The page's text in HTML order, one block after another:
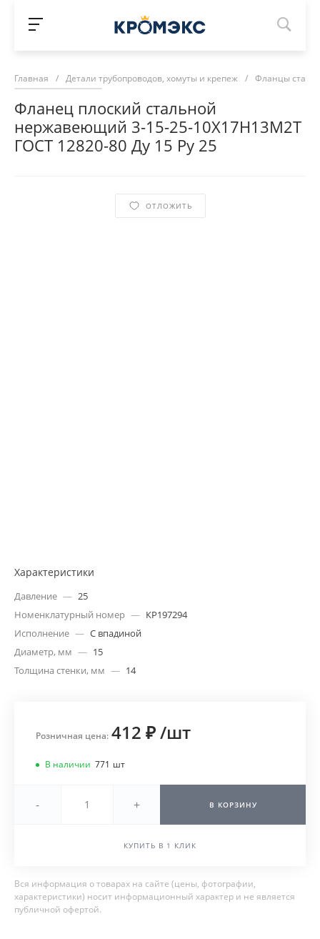
Главная / Детали трубопроводов, хомуты и крепеж / Фланцы
Фланец плоский стальной
нержавеющий 3-15-25-10Х17Н13М2Т
ГОСТ 12820-80 Ду 15 Ру 25
ОТЛОЖИТЬ
Характеристики
Давление — 25
Номенклатурный номер — КР197294
Исполнение — С впадиной
Диаметр, мм — 15
Толщина стенки, мм — 14
Розничная цена: 412 ₽/шт
В наличии 771 шт
- + В КОРЗИНУ
КУПИТЬ В 1 КЛИК
Вся информация о товарах на сайте (цены, фотографии,
характеристики) носит информационный характер и не является
публичной офертой.